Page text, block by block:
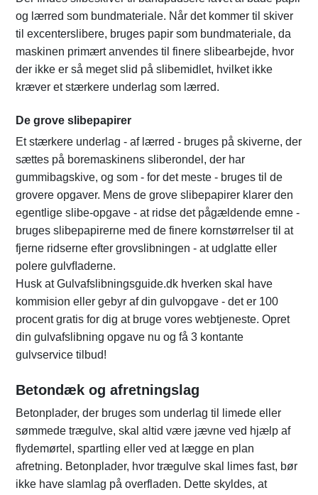
og lærred som bundmateriale. Når det kommer til skiver
til excenterslibere, bruges papir som bundmateriale, da
maskinen primært anvendes til finere slibearbejde, hvor
der ikke er så meget slid på slibemidlet, hvilket ikke
kræver et stærkere underlag som lærred.
De grove slibepapirer
Et stærkere underlag - af lærred - bruges på skiverne, der
sættes på boremaskinens sliberondel, der har
gummibagskive, og som - for det meste - bruges til de
grovere opgaver. Mens de grove slibepapirer klarer den
egentlige slibe-opgave - at ridse det pågældende emne -
bruges slibepapirerne med de finere kornstørrelser til at
fjerne ridserne efter grovslibningen - at udglatte eller
polere gulvﬂaderne.
Husk at Gulvafslibningsguide.dk hverken skal have
kommision eller gebyr af din gulvopgave - det er 100
procent gratis for dig at bruge vores webtjeneste. Opret
din gulvafslibning opgave nu og få 3 kontante
gulvservice tilbud!
Betondæk og afretningslag
Betonplader, der bruges som underlag til limede eller
sømmede trægulve, skal altid være jævne ved hjælp af
flydemørtel, spartling eller ved at lægge en plan
afretning. Betonplader, hvor trægulve skal limes fast, bør
ikke have slamlag på overfladen. Dette skyldes, at